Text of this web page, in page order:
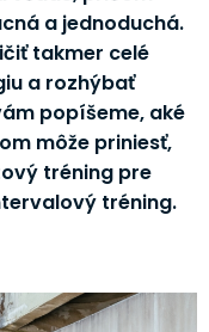
a jednoduchá.
takmer celé
a rozhýbať
popíšeme, aké
môže priniesť,
tréning pre
tréning.